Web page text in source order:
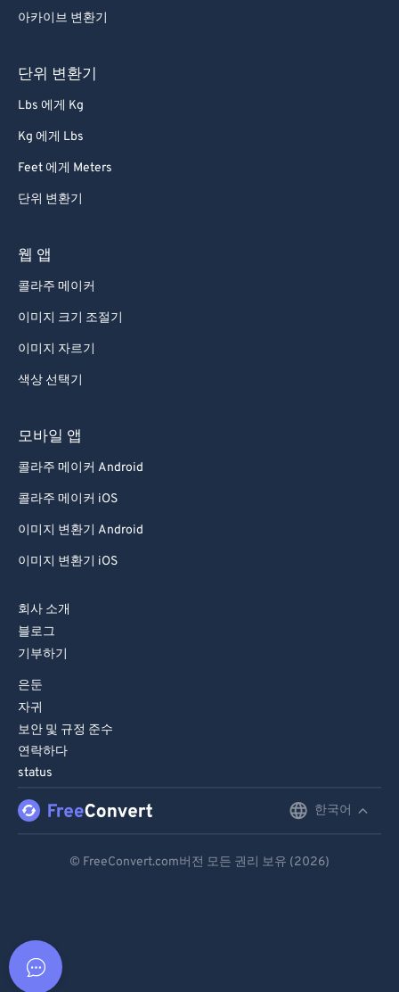
아카이브 변환기
단위 변환기
Lbs 에게 Kg
Kg 에게 Lbs
Feet 에게 Meters
단위 변환기
웹 앱
콜라주 메이커
이미지 크기 조절기
이미지 자르기
색상 선택기
모바일 앱
콜라주 메이커 Android
콜라주 메이커 iOS
이미지 변환기 Android
이미지 변환기 iOS
회사 소개
블로그
기부하기
은둔
자귀
보안 및 규정 준수
연락하다
status
한국어
© FreeConvert.com버전 모든 권리 보유 (2026)